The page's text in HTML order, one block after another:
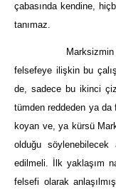
çabasında kendine,
tanımaz.
Marksizmin
felsefeye ilişkin bu
de, sadece bu ikinci
tümden reddeden ya
koyan ve, ya kürsü
olduğu
edilmeli. İlk yaklaşım
felsefi olarak